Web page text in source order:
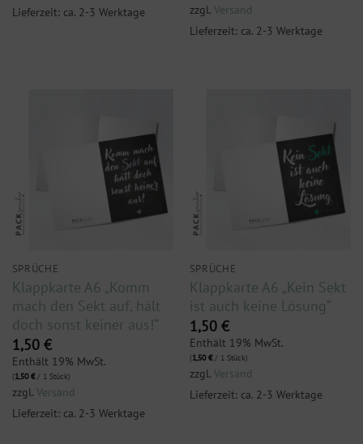
Lieferzeit: ca. 2-3 Werktage
zzgl. Versand
Lieferzeit: ca. 2-3 Werktage
SPRÜCHE
Klappkarte A6 „Komm
mach den Sekt auf, hält
doch sonst keiner aus!“
1,50 €
Enthält 19% MwSt.
(1,50€/ 1 Stück)
zzgl. Versand
Lieferzeit: ca. 2-3 Werktage
SPRÜCHE
Klappkarte A6 „Kein Sekt
ist auch keine Lösung“
1,50 €
Enthält 19% MwSt.
(1,50€/ 1 Stück)
zzgl. Versand
Lieferzeit: ca. 2-3 Werktage